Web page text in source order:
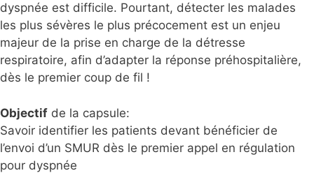
dyspnée est difficile. Pourtant, détecter les malades
les plus sévères le plus précocement est un enjeu
majeur de la prise en charge de la détresse
respiratoire, afin d’adapter la réponse préhospitalière,
dès le premier coup de fil !
Objectif de la capsule:
Savoir identifier les patients devant bénéficier de
l’envoi d’un SMUR dès le premier appel en régulation
pour dyspnée